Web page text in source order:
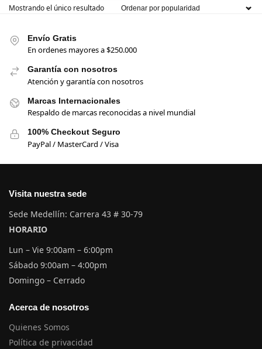
Mostrando el único resultado
Envío Gratis
En ordenes mayores a $250.000
Garantía con nosotros
Atención y garantía con nosotros
Marcas Internacionales
Respaldo de marcas reconocidas a nivel mundial
100% Checkout Seguro
PayPal / MasterCard / Visa
Visita nuestra sede
Sede Medellín: Carrera 43 # 30-79
HORARIO
Lun – Vie 9:00am – 6:00pm
Sábado 9:00am – 4:00pm
Domingo – Cerrado
Acerca de nosotros
Quienes Somos
Política de privacidad